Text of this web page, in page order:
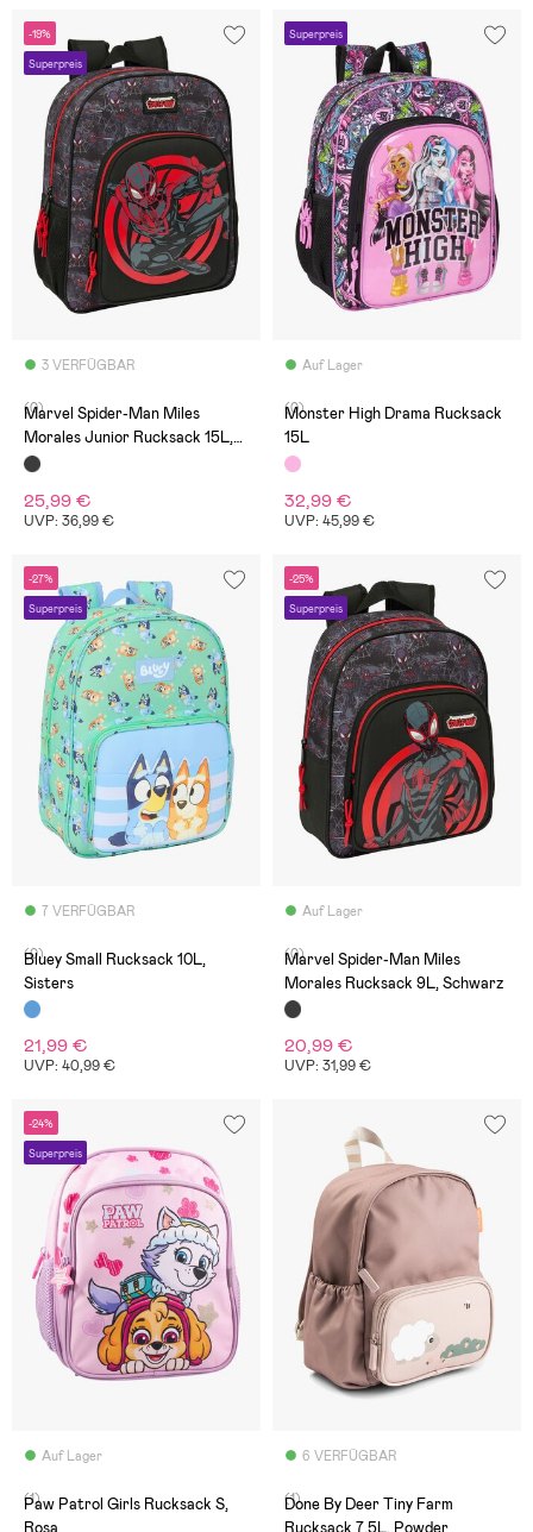
-19%
Superpreis
3 VERFÜGBAR
(0)
Marvel Spider-Man Miles
Morales Junior Rucksack 15L,
Schwarz
25,99 €
UVP: 36,99 €
Superpreis
Auf Lager
(0)
Monster High Drama Rucksack
15L
32,99 €
UVP: 45,99 €
-27%
Superpreis
7 VERFÜGBAR
(0)
Bluey Small Rucksack 10L,
Sisters
21,99 €
UVP: 40,99 €
-25%
Superpreis
Auf Lager
(0)
Marvel Spider-Man Miles
Morales Rucksack 9L, Schwarz
20,99 €
UVP: 31,99 €
-24%
Superpreis
Auf Lager
(1)
Paw Patrol Girls Rucksack S,
Rosa
6 VERFÜGBAR
(1)
Done By Deer Tiny Farm
Rucksack 7,5L, Powder